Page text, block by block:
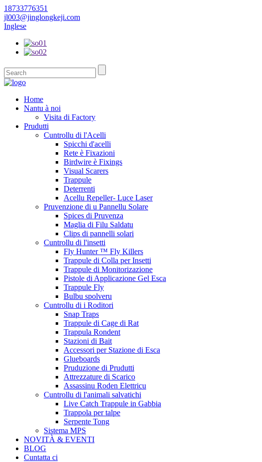
18733776351
jl003@jinglongkeji.com
Inglese
Home
Nantu à noi
Visita di Factory
Prudutti
Cuntrollu di l'Acelli
Spicchi d'acelli
Rete è Fixazioni
Birdwire è Fixings
Visual Scarers
Trappule
Deterrenti
Acellu Repeller- Luce Laser
Pruvenzione di u Pannellu Solare
Spices di Pruvenza
Maglia di Filu Saldatu
Clips di pannelli solari
Cuntrollu di l'insetti
Fly Hunter ™ Fly Killers
Trappule di Colla per Insetti
Trappule di Monitorizazione
Pistole di Applicazione Gel Esca
Trappule Fly
Bulbu spolveru
Cuntrollu di i Roditori
Snap Traps
Trappule di Cage di Rat
Trappula Rondent
Stazioni di Bait
Accessori per Stazione di Esca
Glueboards
Pruduzione di Prudutti
Attrezzature di Scarico
Assassinu Roden Elettricu
Cuntrollu di l'animali salvatichi
Live Catch Trappule in Gabbia
Trappola per talpe
Serpente Tong
Sistema MPS
NOVITÀ & EVENTI
BLOG
Cuntatta ci